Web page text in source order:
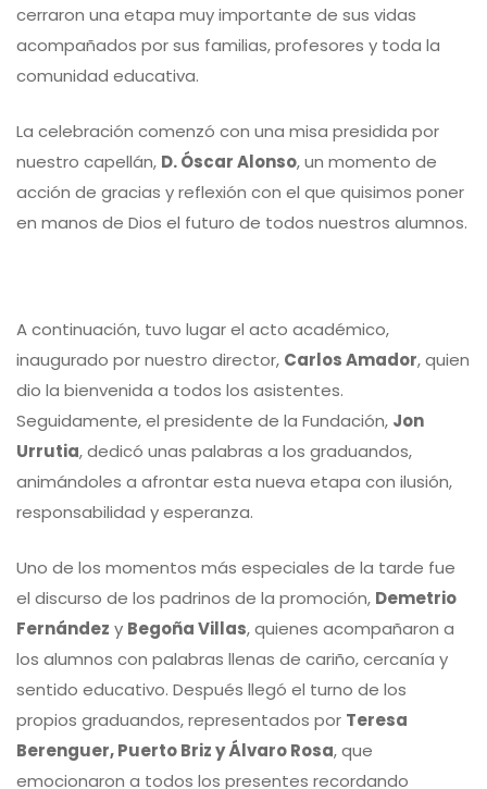
cerraron una etapa muy importante de sus vidas
acompañados por sus familias, profesores y toda la
comunidad educativa.
La celebración comenzó con una misa presidida por
nuestro capellán, D. Óscar Alonso, un momento de
acción de gracias y reflexión con el que quisimos poner
en manos de Dios el futuro de todos nuestros alumnos.
A continuación, tuvo lugar el acto académico,
inaugurado por nuestro director, Carlos Amador, quien
dio la bienvenida a todos los asistentes.
Seguidamente, el presidente de la Fundación, Jon
Urrutia, dedicó unas palabras a los graduandos,
animándoles a afrontar esta nueva etapa con ilusión,
responsabilidad y esperanza.
Uno de los momentos más especiales de la tarde fue
el discurso de los padrinos de la promoción, Demetrio
Fernández y Begoña Villas, quienes acompañaron a
los alumnos con palabras llenas de cariño, cercanía y
sentido educativo. Después llegó el turno de los
propios graduandos, representados por Teresa
Berenguer, Puerto Briz y Álvaro Rosa, que
emocionaron a todos los presentes recordando